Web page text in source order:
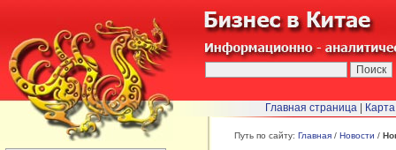
БЫСТРЫЙ ПЕРЕХОД : Путь по сайту: Главная / Новости /
Главная страница